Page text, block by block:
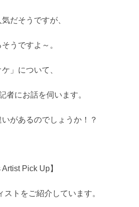
だそうですが、
うですよ～。
」について、
者にお話を伺います。
があるのでしょうか！？
Pick Up】
ストをご紹介しています。